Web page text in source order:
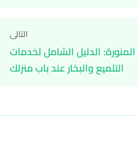
التالى
الدليل الشامل لخدمات
التلميع والبخار عند باب منزلك